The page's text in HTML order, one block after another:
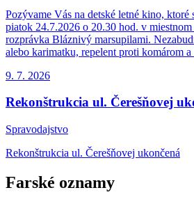
Pozývame Vás na detské letné kino, ktoré
piatok 24.7.2026 o 20.30 hod. v
rozprávka Bláznivý marsupilami.
alebo karimatku, repelent proti komárom
9. 7. 2026
Rekonštrukcia ul. Čerešňovej
Spravodajstvo
Rekonštrukcia ul. Čerešňovej ukončená
Farské oznamy